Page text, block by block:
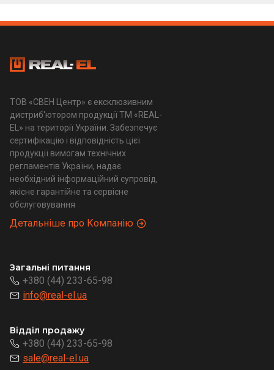
ТОВ «СВЕН Центр» є ексклюзивним
дистриб'ютором продукції ТМ «REAL-
EL» на території України. Забезпечує
сертифікацію і відповідність цієї
продукції вимогам технічних
регламентів України, надає
необхідний інформаційний супровід,
якісне гарантійне та сервісне
обслуговування
Детальніше про Компанію
Загальні питання
+380 (44) 233-65-98
info@real-el.ua
Відділ продажу
+380 (44) 233-65-98
sale@real-el.ua